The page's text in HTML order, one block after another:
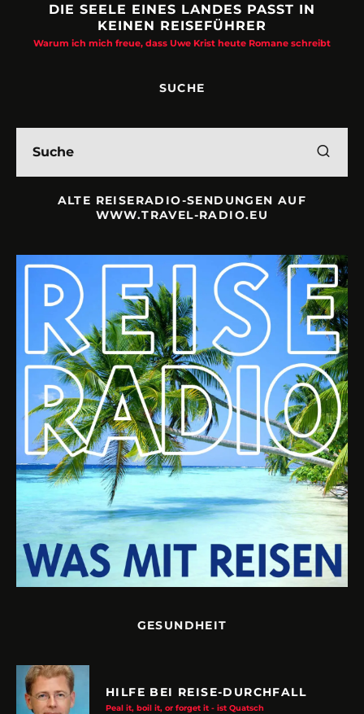
DIE SEELE EINES LANDES PASST IN
KEINEN REISEFÜHRER
Warum ich mich freue, dass Uwe Krist heute Romane schreibt
SUCHE
ALTE REISERADIO-SENDUNGEN AUF
WWW.TRAVEL-RADIO.EU
GESUNDHEIT
HILFE BEI REISE-DURCHFALL
Peal it, boil it, or forget it - ist Quatsch